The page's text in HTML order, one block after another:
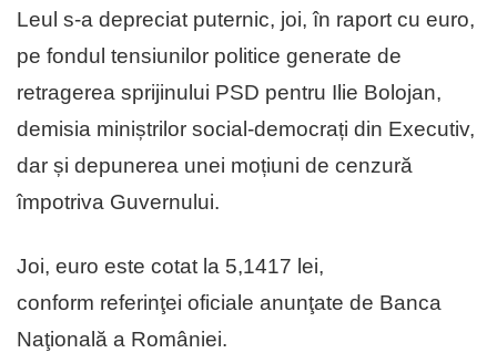
Leul s-a depreciat puternic, joi, în raport cu euro,
pe fondul tensiunilor politice generate de
retragerea sprijinului PSD pentru Ilie Bolojan,
demisia miniștrilor social-democrați din Executiv,
dar și depunerea unei moțiuni de cenzură
împotriva Guvernului.
Joi, euro este cotat la 5,1417 lei,
conform referinţei oficiale anunţate de Banca
Naţională a României.